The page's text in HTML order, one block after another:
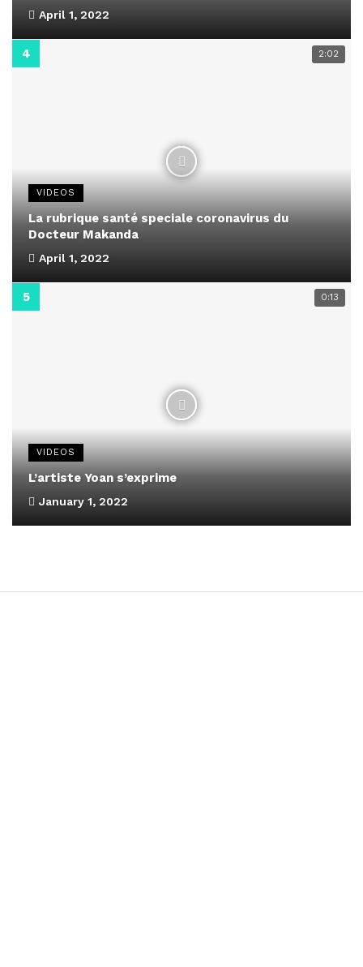
April 1, 2022
2:02
VIDEOS
La rubrique santé speciale coronavirus du
Docteur Makanda
April 1, 2022
0:13
VIDEOS
L’artiste Yoan s’exprime
January 1, 2022